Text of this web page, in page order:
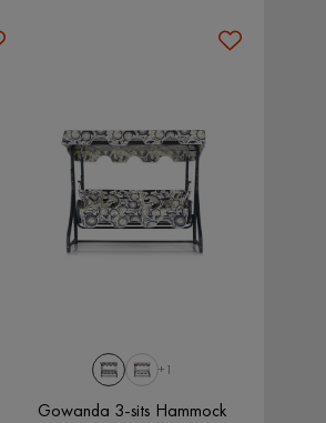
+1
Gowanda 3-sits Hammock